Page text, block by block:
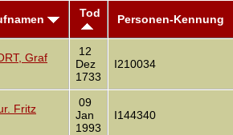
Tod Personen-Kennung
Graf
12
Dez
1733
I210034
Fritz
09
Jan
1993
I144340